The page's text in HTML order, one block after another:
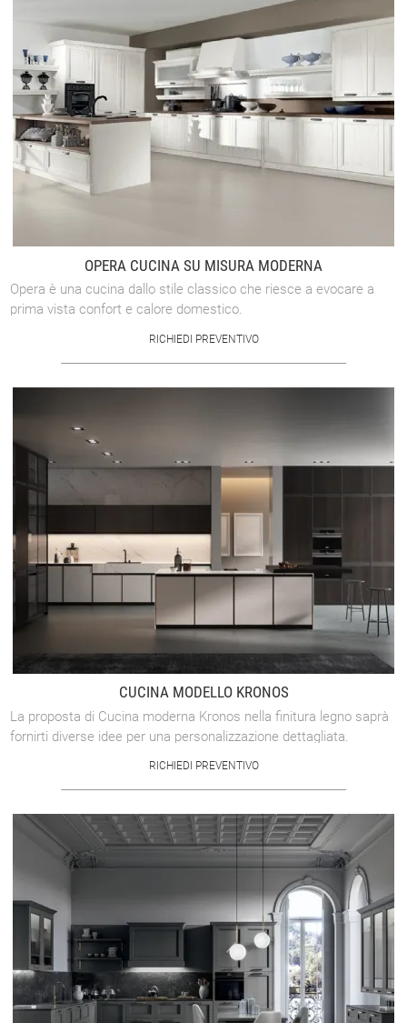
OPERA CUCINA SU MISURA MODERNA
Opera è una cucina dallo stile classico che riesce a evocare a
prima vista confort e calore domestico.
RICHIEDI PREVENTIVO
CUCINA MODELLO KRONOS
La proposta di Cucina moderna Kronos nella finitura legno saprà
fornirti diverse idee per una personalizzazione dettagliata.
RICHIEDI PREVENTIVO